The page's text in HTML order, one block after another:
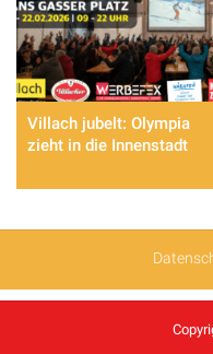
Villach jubelt: Olympia
zieht in die Innenstadt